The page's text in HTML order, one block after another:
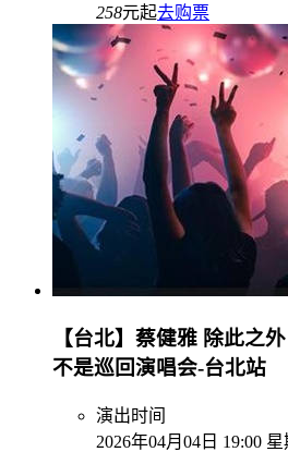
258元起去购票
【台北】蔡健雅 除此之
不是巡回演唱会-台北站
演出时间
2026年04月04日 19:00